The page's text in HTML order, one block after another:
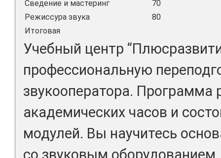
Сведение и мастеринг
70
Режиссура звука
80
Итоговая
Учебный центр
профессиональную
звукооператора. Программа
академических часов и
модулей. Вы научитесь
со звуковым оборудованием,